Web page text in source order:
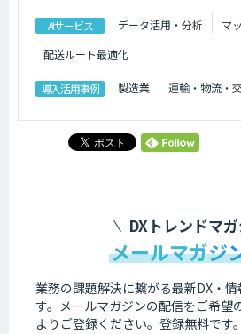
AIサービス データ活用・分析 マ
配送ルート最適化
導入活用事例 製造業 運輸・物流・
DXトレンドマ
メールマガジ
業務の課題解決に繋がる最新DX・
す。 メールマガジンの配信をご希望
よりご登録ください。登録無料です。